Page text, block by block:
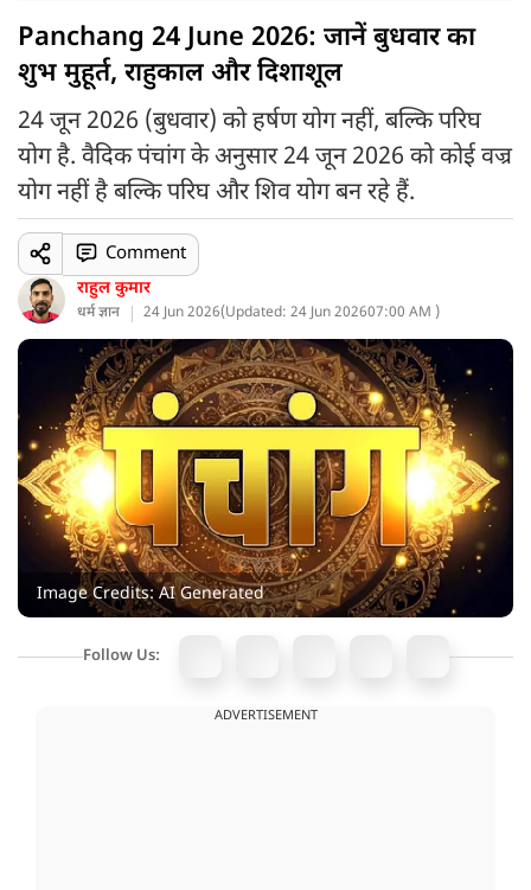
Panchang 24 June 2026: जानें बुधवार का
शुभ मुहूर्त, राहुकाल और दिशाशूल
24 जून 2026 (बुधवार) को हर्षण योग नहीं, बल्कि परिघ
योग है. वैदिक पंचांग के अनुसार 24 जून 2026 को कोई वज्र
योग नहीं है बल्कि परिघ और शिव योग बन रहे हैं.
राहुल कुमार
धर्म ज्ञान 24 Jun 2026(Updated: 24 Jun 202607:00 AM )
Comment
Image Credits: AI Generated
Follow Us:
ADVERTISEMENT